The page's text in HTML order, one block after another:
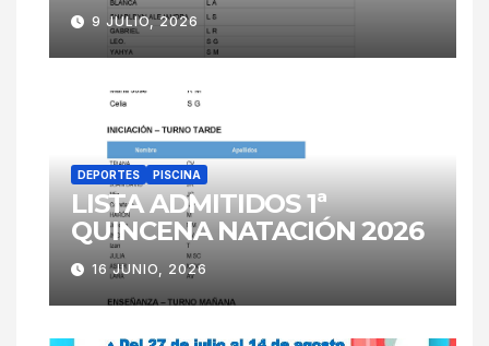
9 JULIO, 2026
DEPORTES PISCINA
LISTA ADMITIDOS 1ª
QUINCENA NATACIÓN 2026
16 JUNIO, 2026